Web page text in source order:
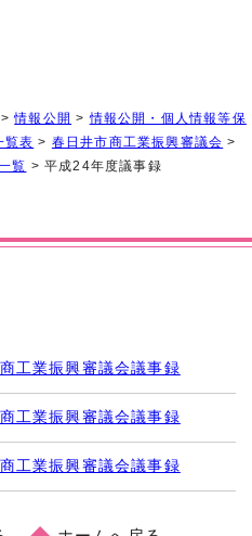
>情報公開 >情報公開・個人情報等保
覧表 > 春日井市商工業振興審議会 >
覧 > 平成24年度議事録
工業振興審議会議事録
工業振興審議会議事録
工業振興審議会議事録